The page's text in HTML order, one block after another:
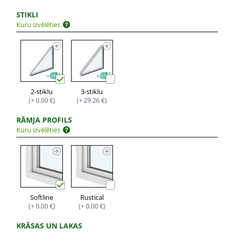
STIKLI
Kuru izvēlēties
2-stiklu
(+ 0.00 €)
3-stiklu
(+ 29.26 €)
RĀMJA PROFILS
Kuru izvēlēties
Softline
(+ 0.00 €)
Rustical
(+ 0.00 €)
KRĀSAS UN LAKAS